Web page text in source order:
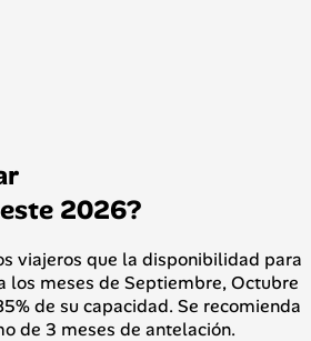
2026?
viajeros que la disponibilidad para
los meses de Septiembre, Octubre
de su capacidad. Se recomienda
de 3 meses de antelación.